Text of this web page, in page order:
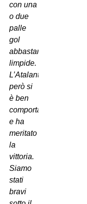
con una
o due
palle
gol
abbastanza
limpide.
L’Atalanta
però si
è ben
comportata
e ha
meritato
la
vittoria.
Siamo
stati
bravi